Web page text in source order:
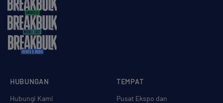
TEMPAT
Pusat Ekspo dan
HUBUNGAN
Hubungi Kami